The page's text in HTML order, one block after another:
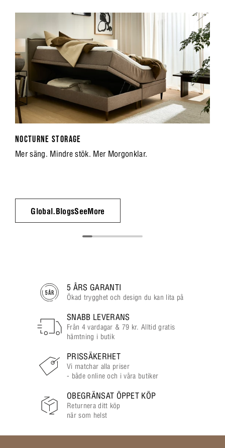
behaglig hela natten
Legs ingår och ger sängen ett nästan svävande utseende.
NOCTURNE STORAGE
Mer säng. Mindre stök. Mer Morgonklar.
Global.BlogsSeeMore
5 ÅRS GARANTI
Ökad trygghet och design du kan lita på
SNABB LEVERANS
Från 4 vardagar & 79 kr. Alltid gratis
hämtning i butik
PRISSÄKERHET
Vi matchar alla priser
- både online och i våra butiker
OBEGRÄNSAT ÖPPET KÖP
Returnera ditt köp
när som helst